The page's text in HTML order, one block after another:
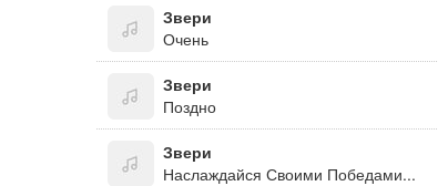
Звери
Очень
Звери
Поздно
Звери
Наслаждайся Своими Победами...